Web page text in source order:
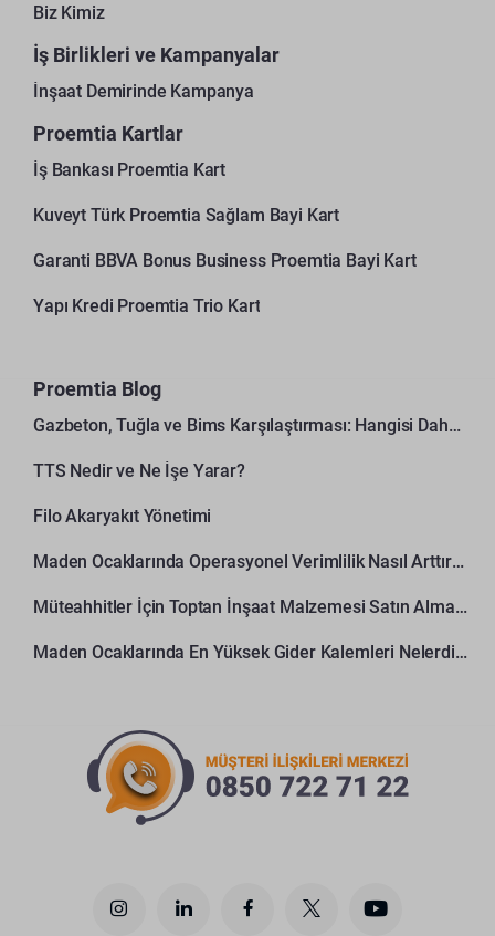
Biz Kimiz
İş Birlikleri ve Kampanyalar
İnşaat Demirinde Kampanya
Proemtia Kartlar
İş Bankası Proemtia Kart
Kuveyt Türk Proemtia Sağlam Bayi Kart
Garanti BBVA Bonus Business Proemtia Bayi Kart
Yapı Kredi Proemtia Trio Kart
Proemtia Blog
Gazbeton, Tuğla ve Bims Karşılaştırması: Hangisi Daha Avantajlı?
TTS Nedir ve Ne İşe Yarar?
Filo Akaryakıt Yönetimi
Maden Ocaklarında Operasyonel Verimlilik Nasıl Arttırılır?
Müteahhitler İçin Toptan İnşaat Malzemesi Satın Alma Rehberi
Maden Ocaklarında En Yüksek Gider Kalemleri Nelerdir?